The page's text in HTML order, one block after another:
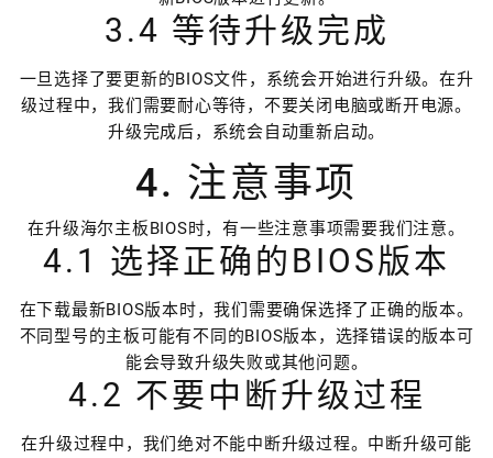
3.4 等待升级完成
一旦选择了要更新的BIOS文件，系统会开始进行升级。在升
级过程中，我们需要耐心等待，不要关闭电脑或断开电源。
升级完成后，系统会自动重新启动。
4. 注意事项
在升级海尔主板BIOS时，有一些注意事项需要我们注意。
4.1 选择正确的BIOS版本
在下载最新BIOS版本时，我们需要确保选择了正确的版本。
不同型号的主板可能有不同的BIOS版本，选择错误的版本可
能会导致升级失败或其他问题。
4.2 不要中断升级过程
在升级过程中，我们绝对不能中断升级过程。中断升级可能